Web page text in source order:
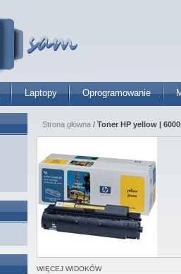
Laptopy Oprogramowanie
Strona główna / Toner HP yellow |
WIĘCEJ WIDOKÓW